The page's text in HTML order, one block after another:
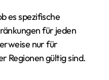
es spezifische
für jeden
nur für
Regionen gültig sind.